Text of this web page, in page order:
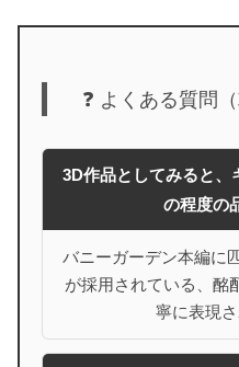
❓ よくある質問
3D作品としてみると、
の程度の
バニーガーデン本編に
が採用されている、酩
寧に表現さ